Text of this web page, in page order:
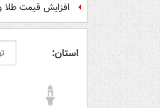
افزایش قیمت طلا
استان: